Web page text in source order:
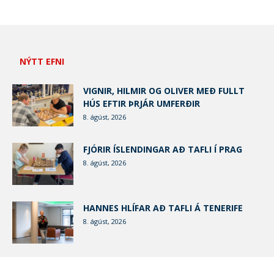
NÝTT EFNI
VIGNIR, HILMIR OG OLIVER MEÐ FULLT
HÚS EFTIR ÞRJÁR UMFERÐIR
8. ágúst, 2026
FJÓRIR ÍSLENDINGAR AÐ TAFLI Í PRAG
8. ágúst, 2026
HANNES HLÍFAR AÐ TAFLI Á TENERIFE
8. ágúst, 2026